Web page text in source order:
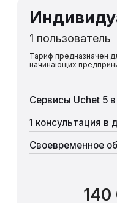
1 пользователь
Тариф предназначен
начинающих
Сервисы Uchet 5 в
1 консультация в
Своевременное
140